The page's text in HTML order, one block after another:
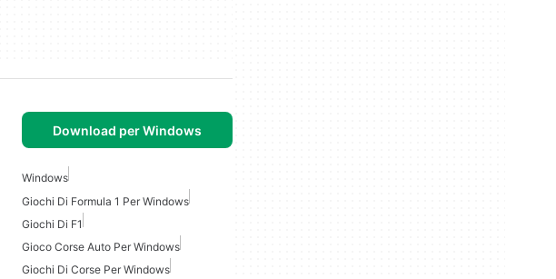
Download per Windows
Windows
Giochi Di Formula 1 Per Windows
Giochi Di F1
Gioco Corse Auto Per Windows
Giochi Di Corse Per Windows